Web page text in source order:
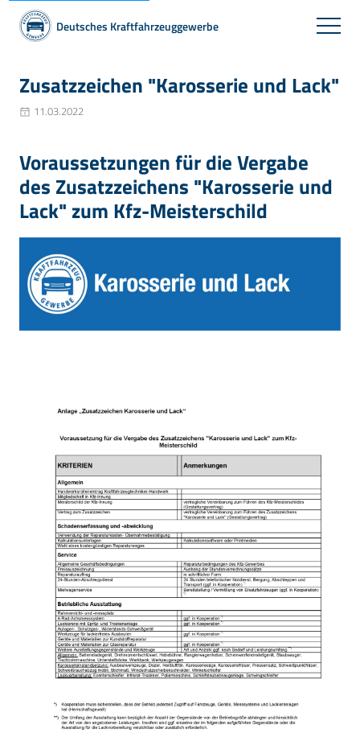
Deutsches Kraftfahrzeuggewerbe
Zusatzzeichen "Karosserie und Lack"
11.03.2022
Voraussetzungen für die Vergabe
des Zusatzzeichens "Karosserie und
Lack" zum Kfz-Meisterschild